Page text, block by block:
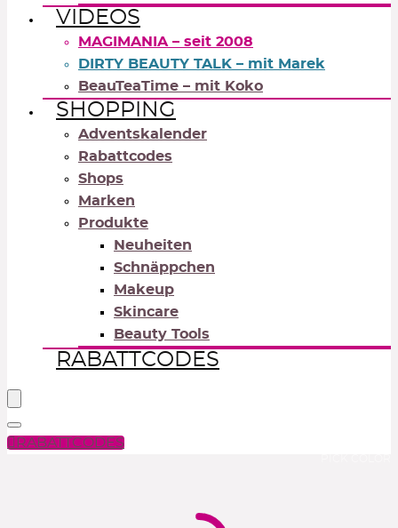
VIDEOS
MAGIMANIA – seit 2008
DIRTY BEAUTY TALK – mit Marek
BeauTeaTime – mit Koko
SHOPPING
Adventskalender
Rabattcodes
Shops
Marken
Produkte
Neuheiten
Schnäppchen
Makeup
Skincare
Beauty Tools
RABATTCODES
RABATTCODES